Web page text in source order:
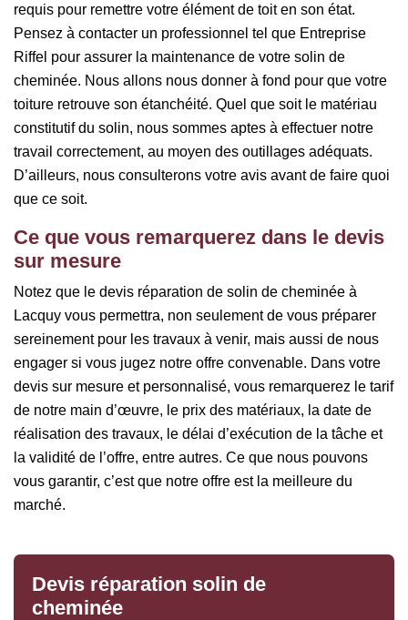
requis pour remettre votre élément de toit en son état.
Pensez à contacter un professionnel tel que Entreprise
Riffel pour assurer la maintenance de votre solin de
cheminée. Nous allons nous donner à fond pour que votre
toiture retrouve son étanchéité. Quel que soit le matériau
constitutif du solin, nous sommes aptes à effectuer notre
travail correctement, au moyen des outillages adéquats.
D’ailleurs, nous consulterons votre avis avant de faire quoi
que ce soit.
Ce que vous remarquerez dans le devis
sur mesure
Notez que le devis réparation de solin de cheminée à
Lacquy vous permettra, non seulement de vous préparer
sereinement pour les travaux à venir, mais aussi de nous
engager si vous jugez notre offre convenable. Dans votre
devis sur mesure et personnalisé, vous remarquerez le tarif
de notre main d’œuvre, le prix des matériaux, la date de
réalisation des travaux, le délai d’exécution de la tâche et
la validité de l’offre, entre autres. Ce que nous pouvons
vous garantir, c’est que notre offre est la meilleure du
marché.
Devis réparation solin de
cheminée